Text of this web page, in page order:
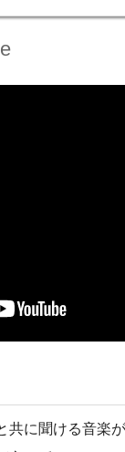
共に聞ける音楽